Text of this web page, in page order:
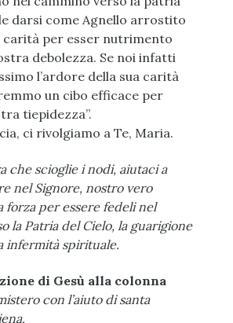
darsi come Agnello arrostito
carità per esser nutrimento
debolezza. Se noi infatti
l’ardore della sua carità
un cibo efficace per
tiepidezza”.
ci rivolgiamo a Te, Maria.
che scioglie i nodi, aiutaci a
nel Signore, nostro vero
per essere fedeli nel
la Patria del Cielo, la guarigione
infermità spirituale.
di Gesù alla colonna
con l’aiuto di santa